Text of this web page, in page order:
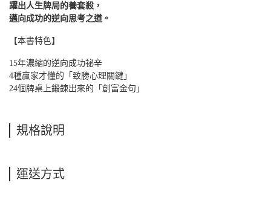
躍出人生牌局的養套殺，
邁向成功的逆向思考之道。
【本書特色】
15年濃縮的逆向成功祕辛
4種贏家才懂的「致勝心理關鍵」
24個牌桌上鍛鍊出來的「創富金句」
規格說明
運送方式